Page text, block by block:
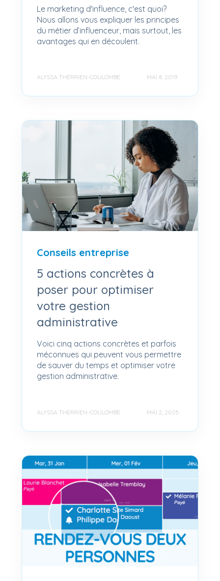
Le marketing d'influence, c'est quoi?
Nous allons vous expliquer les principes
du métier d’influenceur, mais surtout, les
avantages qui en découlent.
ALYSSA THERRIEN-COULOMBE MAI 8, 2019
Conseils entreprise
5 actions concrètes à
poser pour optimiser
votre gestion
administrative
Voici cinq actions concrètes et parfois
méconnues qui peuvent vous permettre
de sauver du temps et optimiser votre
gestion administrative.
ALYSSA THERRIEN-COULOMBE MAI 2, 2025